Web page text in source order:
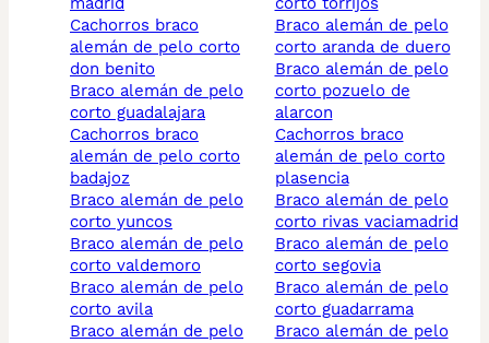
cachorros braco
alemán de pelo corto
don benito
braco alemán de pelo
corto guadalajara
cachorros braco
alemán de pelo corto
badajoz
braco alemán de pelo
corto yuncos
braco alemán de pelo
corto valdemoro
braco alemán de pelo
corto avila
braco alemán de pelo
braco alemán de pelo
corto aranda de duero
braco alemán de pelo
corto pozuelo de
alarcon
cachorros braco
alemán de pelo corto
plasencia
braco alemán de pelo
corto rivas vaciamadrid
braco alemán de pelo
corto segovia
braco alemán de pelo
corto guadarrama
braco alemán de pelo